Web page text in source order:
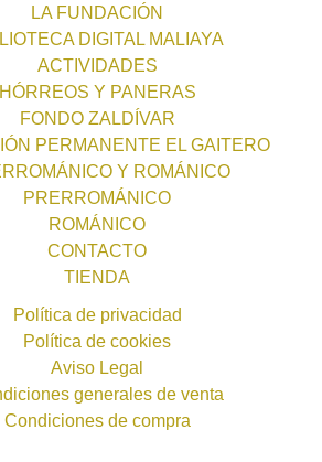
LA FUNDACIÓN
DIGITAL MALIAYA
ACTIVIDADES
HÓRREOS Y PANERAS
FONDO ZALDÍVAR
PERMANENTE EL GAITERO
Y ROMÁNICO
PRERROMÁNICO
ROMÁNICO
CONTACTO
TIENDA
Política de privacidad
Política de cookies
Aviso Legal
generales de venta
Condiciones de compra